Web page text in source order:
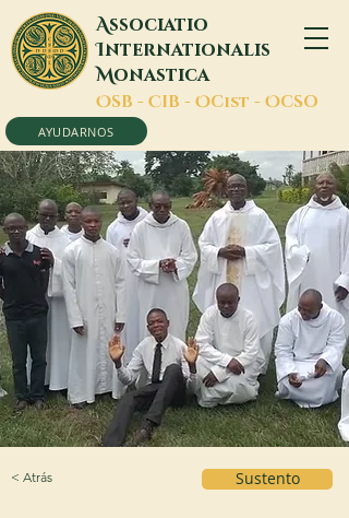
Associatio
Internationalis
Monastica
OSB - CIB - OCist - OCSO
AYUDARNOS
< Atrás Sustento